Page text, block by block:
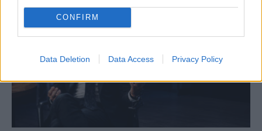
CONFIRM
Data Deletion Data Access Privacy Policy